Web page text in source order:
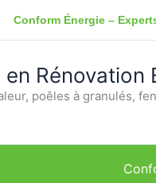
Conform Énergie –
Rénovation
poêles à granulés,